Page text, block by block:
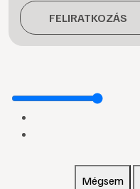
FELIRATKOZÁS
Mégsem